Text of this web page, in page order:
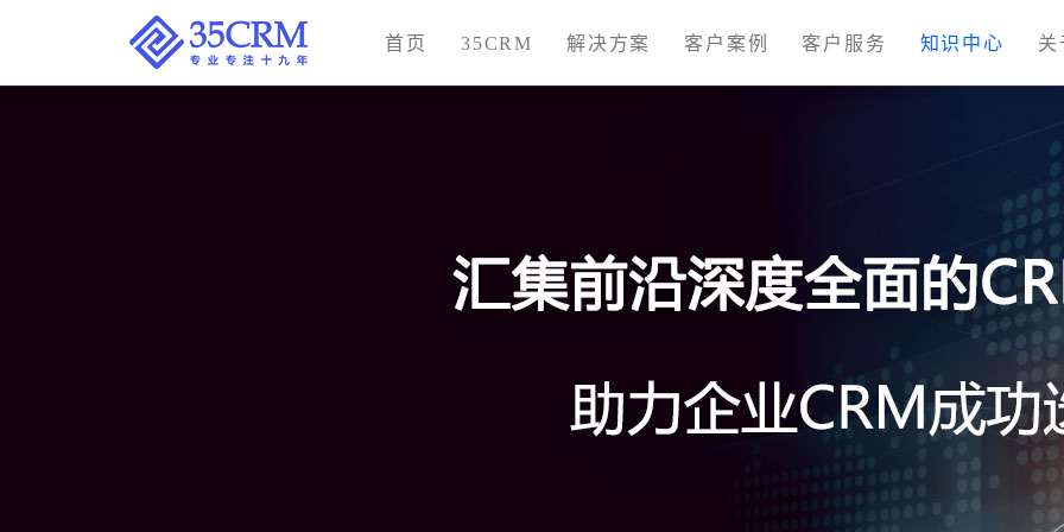
首页 35CRM 解决方案 客户案例 客户服务 知识中心 关